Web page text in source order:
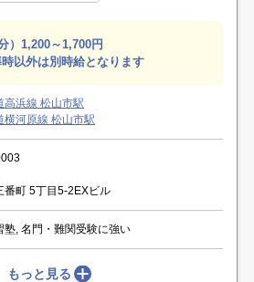
）1,200～1,700円
以外は別時給となります
高浜線 松山市駅
横河原線 松山市駅
番町 5丁目5-2EXビル
塾, 名門・難関受験に強い
もっと見る